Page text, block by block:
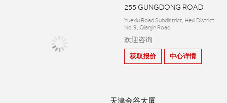
255 GUNGDONG ROAD
Yuexiu Road Subdistrict, Hexi District
No.9, Qianjin Road
欢迎咨询
获取报价 中心详情
天津金谷大厦